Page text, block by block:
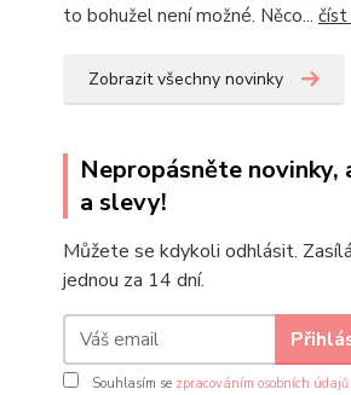
to bohužel není možné. Něco... číst
Zobrazit všechny novinky
Nepropásněte novinky,
a slevy!
Můžete se kdykoli odhlásit.
jednou za 14 dní.
Souhlasím se zpracováním osobních údajů